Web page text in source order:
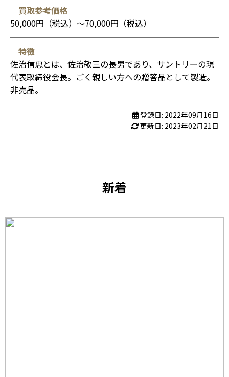
買取参考価格
50,000円（税込）〜70,000円（税込）
特徴
佐治信忠とは、佐治敬三の長男であり、サントリーの現
代表取締役会長。ごく親しい方への贈答品として製造。
非売品。
登録日: 2022年09月16日
更新日: 2023年02月21日
新着